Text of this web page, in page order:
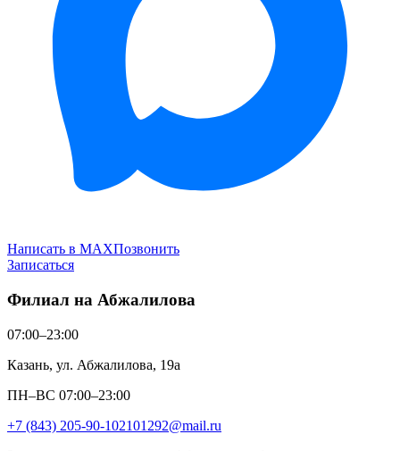
Написать в MAXПозвонить
Записаться
Филиал на Абжалилова
07:00–23:00
Казань, ул. Абжалилова, 19а
ПН–ВС 07:00–23:00
+7 (843) 205-90-102101292@mail.ru